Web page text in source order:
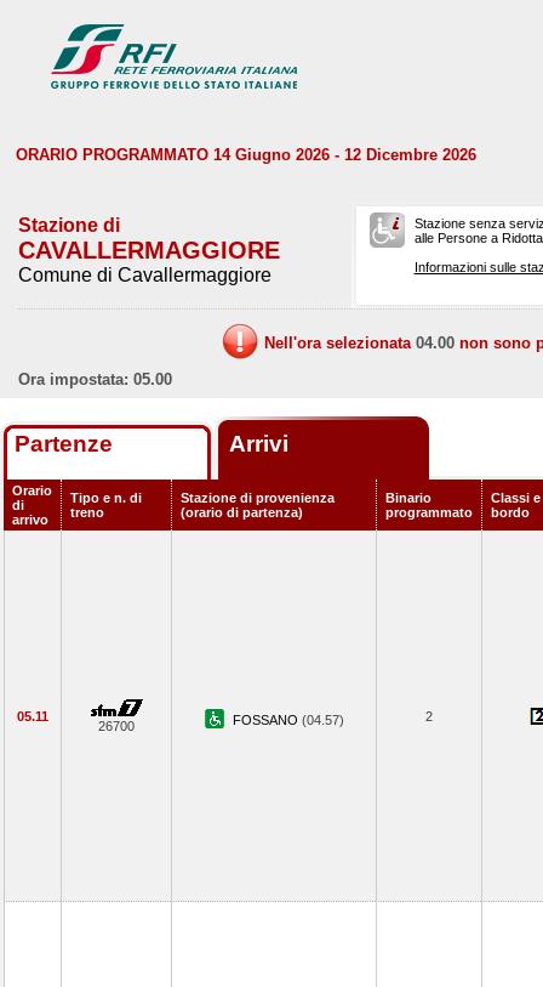
ORARIO PROGRAMMATO 14 Giugno 2026 - 12 Dicembre 2026
Stazione di
CAVALLERMAGGIORE
Comune di Cavallermaggiore
Stazione senza
alle Persone a
Informazioni sulle
Nell'ora selezionata 04.00 non sono
Ora impostata: 05.00
Partenze Arrivi
Orario
di
arrivo
Tipo e n. di
treno
Stazione di provenienza
(orario di partenza)
Binario
programmato
Classi
bordo
05.11
26700 FOSSANO (04.57) 2